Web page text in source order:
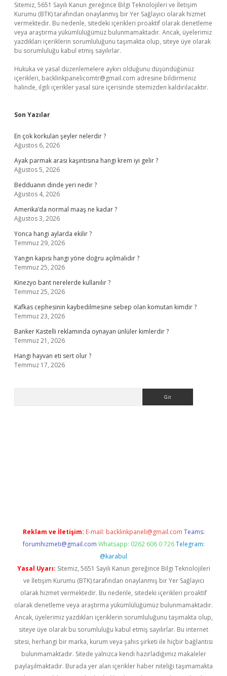
Sitemiz, 5651 Sayılı Kanun gereğince Bilgi Teknolojileri ve İletişim
Kurumu (BTK) tarafından onaylanmış bir Yer Sağlayıcı olarak hizmet
vermektedir. Bu nedenle, sitedeki içerikleri proaktif olarak denetleme
veya araştırma yükümlülüğümüz bulunmamaktadır. Ancak, üyelerimiz
yazdıkları içeriklerin sorumluluğunu taşımakta olup, siteye üye olarak
bu sorumluluğu kabul etmiş sayılırlar.
Hukuka ve yasal düzenlemelere aykırı olduğunu düşündüğünüz
içerikleri, backlinkpanelicomtr@gmail.com adresine bildirmeniz
halinde, ilgili içerikler yasal süre içerisinde sitemizden kaldırılacaktır.
Son Yazılar
En çok korkulan şeyler nelerdir ?
Ağustos 6, 2026
Ayak parmak arası kaşıntısına hangi krem iyi gelir ?
Ağustos 5, 2026
Bedduanın dinde yeri nedir ?
Ağustos 4, 2026
Amerika’da normal maaş ne kadar ?
Ağustos 3, 2026
Yonca hangi aylarda ekilir ?
Temmuz 29, 2026
Yangın kapısı hangi yöne doğru açılmalıdır ?
Temmuz 25, 2026
Kinezyo bant nerelerde kullanılır ?
Temmuz 25, 2026
Kafkas cephesinin kaybedilmesine sebep olan komutan kimdir ?
Temmuz 23, 2026
Banker Kastelli reklamında oynayan ünlüler kimlerdir ?
Temmuz 21, 2026
Hangi hayvan eti sert olur ?
Temmuz 17, 2026
Reklam ve İletişim: E-mail: backlinkpaneli@gmail.com Teams:
forumhizmeti@gmail.com Whatsapp: 0262 606 0 726 Telegram:
@karabul
Yasal Uyarı: Sitemiz, 5651 Sayılı Kanun gereğince Bilgi Teknolojileri
ve İletişim Kurumu (BTK) tarafından onaylanmış bir Yer Sağlayıcı
olarak hizmet vermektedir. Bu nedenle, sitedeki içerikleri proaktif
olarak denetleme veya araştırma yükümlülüğümüz bulunmamaktadır.
Ancak, üyelerimiz yazdıkları içeriklerin sorumluluğunu taşımakta olup,
siteye üye olarak bu sorumluluğu kabul etmiş sayılırlar. Bu internet
sitesi, herhangi bir marka, kurum veya şahıs şirketi ile hiçbir bağlantısı
bulunmamaktadır. Sitede yalnızca kendi hazırladığımız makaleler
paylaşılmaktadır. Burada yer alan içerikler haber niteliği taşımamakta